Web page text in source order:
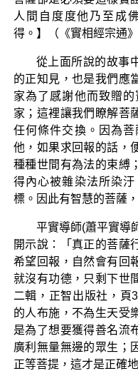
人間自度度他乃至成
得。】（《實相經宗通
從上面所說的故事
的正知見，也是我們應
家為了感謝他而致贈
家；這裡讓我們瞭解菩
任何條件交換。因為
他，如果求回報的話，
種種世間有為法的束縛
得內心被雜染法所染
標。因此有智慧的菩薩
平實導師(蕭平實導
開示說：「真正的菩薩
希望回報，自然會有回
就沒有功德，只剩下世
二輯，正智出版社，頁
的人布施，不為生天受
是為了想要獲得善名流
廣利無量無邊的眾生；
正等菩提，這才是正確